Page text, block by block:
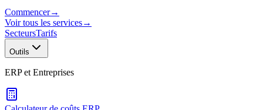
Commencer→
Voir tous les services→
SecteursTarifs
Outils
ERP et Entreprises